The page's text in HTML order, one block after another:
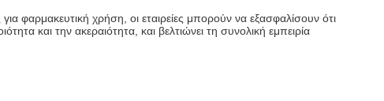
φαρμακευτική χρήση, οι εταιρείες μπορούν να εξασφαλίσουν ότι
και την ακεραιότητα, και βελτιώνει τη συνολική εμπειρία